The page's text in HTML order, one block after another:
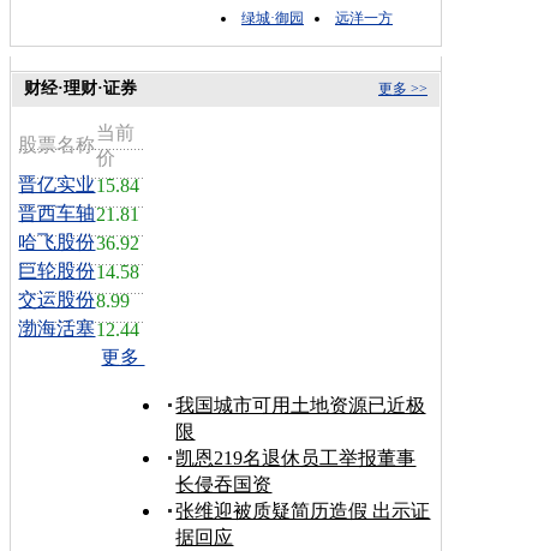
绿城·御园
远洋一方
更多 >>
财经·理财·证券
股票名称
当前
价
晋亿实业15.84
晋西车轴21.81
哈飞股份36.92
巨轮股份14.58
交运股份8.99
渤海活塞12.44
更多
我国城市可用土地资源已近极
限
凯恩219名退休员工举报董事
长侵吞国资
张维迎被质疑简历造假 出示证
据回应